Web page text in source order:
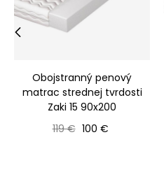
Obojstranný penový
matrac strednej tvrdosti
Zaki 15 90x200
Bežná cena
119 € Cena
100 €